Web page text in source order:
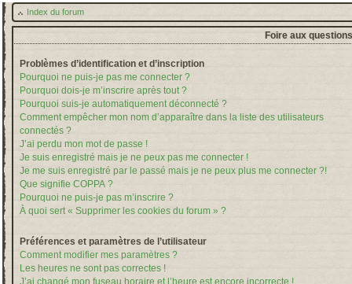
Index du forum
Foire aux
Problèmes d’identification et d’inscription
Pourquoi ne puis-je pas me connecter ?
Pourquoi dois-je m’inscrire après tout ?
Pourquoi suis-je automatiquement déconnecté ?
Comment empêcher mon nom d’apparaître dans la liste des utilisateurs
connectés ?
J’ai perdu mon mot de passe !
Je suis enregistré mais je ne peux pas me connecter !
Je me suis enregistré par le passé mais je ne peux plus me connecter ?!
Que signifie COPPA ?
Pourquoi ne puis-je pas m’inscrire ?
À quoi sert « Supprimer les cookies du forum » ?
Préférences et paramètres de l’utilisateur
Comment modifier mes paramètres ?
Les heures ne sont pas correctes !
J’ai changé mon fuseau horaire et l’heure est encore incorrecte !